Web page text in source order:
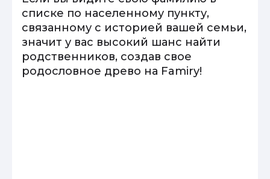
списке по населенному пункту,
связанному с историей вашей семьи,
значит у вас высокий шанс найти
родственников, создав свое
родословное древо на Famiry!